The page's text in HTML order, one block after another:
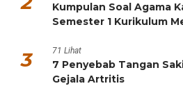
Kumpulan Soal Agama
Semester 1 Kurikulum
3 71 Lihat
7 Penyebab Tangan
Gejala Artritis